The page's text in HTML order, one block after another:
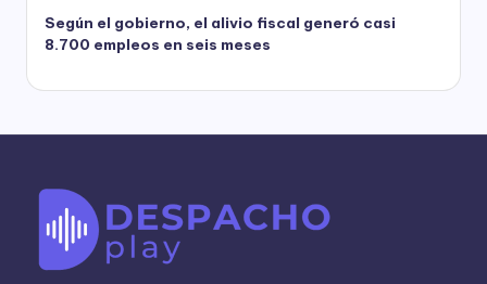
Según el gobierno, el alivio fiscal generó casi
8.700 empleos en seis meses